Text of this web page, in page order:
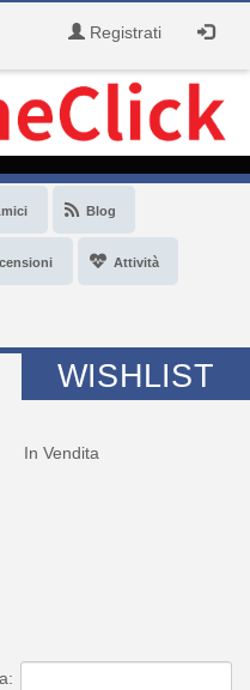
Registrati
Blog
Attività
WISHLIST
In Vendita